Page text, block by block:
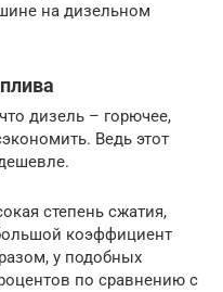
на дизельном
дизель – горючее,
Ведь этот
степень сжатия,
коэффициент
у подобных
по сравнению с